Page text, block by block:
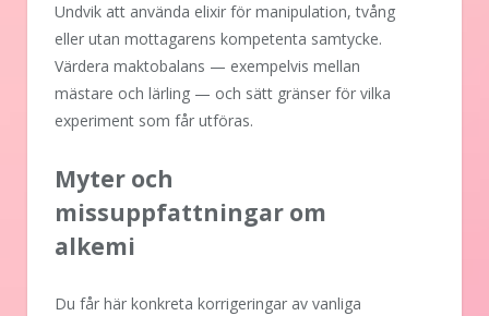
Undvik att använda elixir för manipulation, tvång
eller utan mottagarens kompetenta samtycke.
Värdera maktobalans — exempelvis mellan
mästare och lärling — och sätt gränser för vilka
experiment som får utföras.
Myter och
missuppfattningar om
alkemi
Du får här konkreta korrigeringar av vanliga